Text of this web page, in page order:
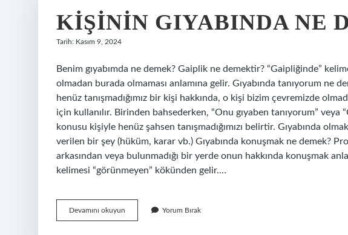
KIŞININ GIYABINDA NE
Tarih: Kasım 9, 2024
Benim gıyabımda ne demek? Gaiplik ne demektir? “Gaipliğinde”
olmadan burada olmaması anlamına gelir. Gıyabında tanıyorum ne
henüz tanışmadığımız bir kişi hakkında, o kişi bizim çevremizde
için kullanılır. Birinden bahsederken, “Onu gıyaben tanıyorum” veya
konusu kişiyle henüz şahsen tanışmadığımızı belirtir. Gıyabında
verilen bir şey (hüküm, karar vb.) Gıyabında konuşmak ne demek?
arkasından veya bulunmadığı bir yerde onun hakkında konuşmak
kelimesi “görünmeyen” kökünden gelir.…
Devamını okuyun
Gıyabında
Yorum Bırak